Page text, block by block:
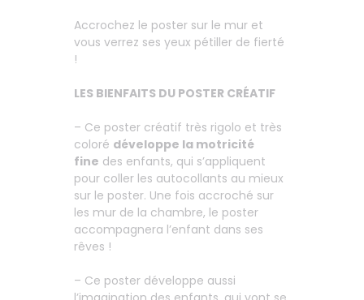
Accrochez le poster sur le mur et
vous verrez ses yeux pétiller de fierté
!
LES BIENFAITS DU POSTER CRÉATIF
– Ce poster créatif très rigolo et très
coloré développe la motricité
fine des enfants, qui s’appliquent
pour coller les autocollants au mieux
sur le poster. Une fois accroché sur
les mur de la chambre, le poster
accompagnera l’enfant dans ses
rêves !
– Ce poster développe aussi